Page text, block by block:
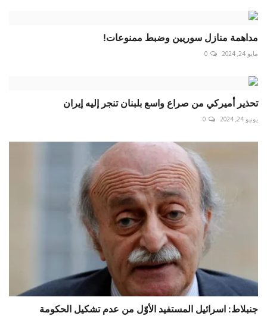
مداهمة منازل سوريين وضبط ممنوعات!
مايو 24, 2024 0
تحذير أميركي من صراع واسع بلبنان تنجر إليه إيران
يونيو 24, 2024 0
جنبلاط: اسرائيل المستفيد الأوّل من عدم تشكيل الحكومة